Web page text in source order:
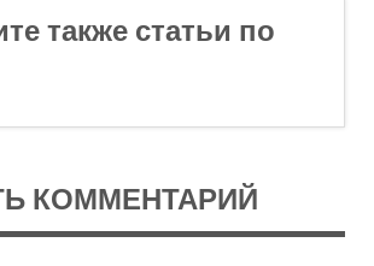
также статьи по
КОММЕНТАРИЙ